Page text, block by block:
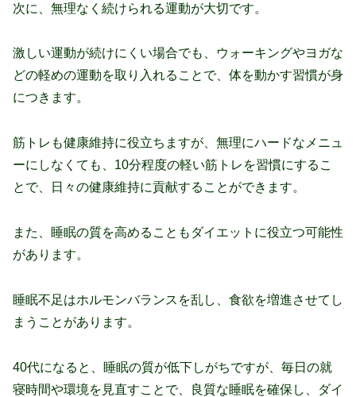
次に、無理なく続けられる運動が大切です。
激しい運動が続けにくい場合でも、ウォーキングやヨガな
どの軽めの運動を取り入れることで、体を動かす習慣が身
につきます。
筋トレも健康維持に役立ちますが、無理にハードなメニュ
ーにしなくても、10分程度の軽い筋トレを習慣にするこ
とで、日々の健康維持に貢献することができます。
また、睡眠の質を高めることもダイエットに役立つ可能性
があります。
睡眠不足はホルモンバランスを乱し、食欲を増進させてし
まうことがあります。
40代になると、睡眠の質が低下しがちですが、毎日の就
寝時間や環境を見直すことで、良質な睡眠を確保し、ダイ